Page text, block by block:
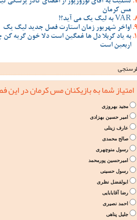
مس کرمان
VAR به لیگ یک می آید؟!
اواخر شهریور زمان استارت فصل جدید لیگ یک
به یاد کربلا دل ها غمگین است دلا خون گریه
اربعین است
امتیاز شما به بازیکنان مس کرمان در این
مجید بهروزی
امیر حسین بهزادی
عارف زینلی
صالح محمدی
رسول منوچهری
امیرحسین پورمحمد
رسول حسینی
ابولفضل نظری
رضا آقابابایی
احمد نصیری
جلیل پناهی